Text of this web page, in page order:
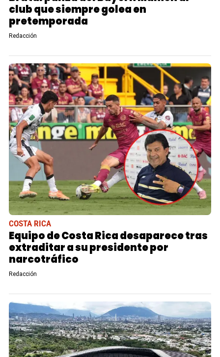
club que siempre golea en
pretemporada
Redacción
COSTA RICA
Equipo de Costa Rica desaparece tras
extraditar a su presidente por
narcotráfico
Redacción